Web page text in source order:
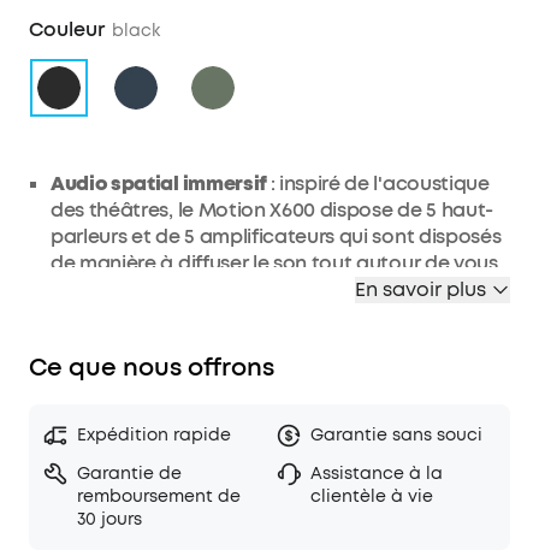
Couleur black
Audio spatial immersif: inspiré de l'acoustique
des théâtres, le Motion X600 dispose de 5 haut-
parleurs et de 5 amplificateurs qui sont disposés
de manière à diffuser le son tout autour de vous.
Chaque fois que vous appuyez sur le bouton de
Un son de 50 W qui remplit la pièce
simplement vos morceaux préférés, le son de
50 W remplira n'importe quel espace d'un son
riche et de haute qualité qui donne vie à la
musique.
En savoir plus
Ce que nous offrons
Expédition rapide
Garantie sans souci
Garantie de
remboursement de
30 jours
Assistance à la
clientèle à vie